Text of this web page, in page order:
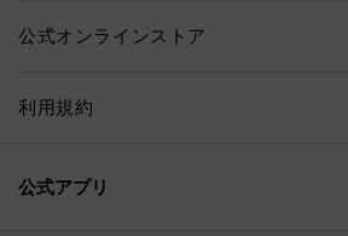
公式オンラインストア
利用規約
公式アプリ